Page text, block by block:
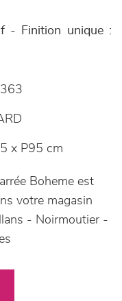
- Finition unique :
x P95 cm
Boheme est
votre magasin
- Noirmoutier -